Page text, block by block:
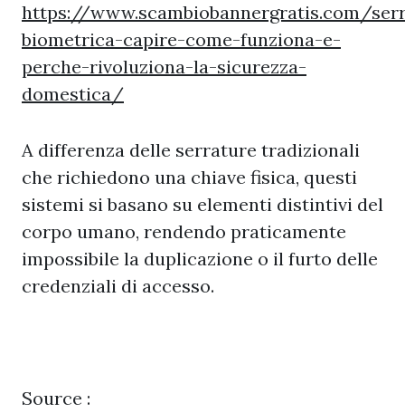
https://www.scambiobannergratis.com/
biometrica-capire-come-funziona-e-
perche-rivoluziona-la-sicurezza-
domestica/
A differenza delle serrature tradizionali
che richiedono una chiave fisica, questi
sistemi si basano su elementi distintivi del
corpo umano, rendendo praticamente
impossibile la duplicazione o il furto delle
credenziali di accesso.
Source :